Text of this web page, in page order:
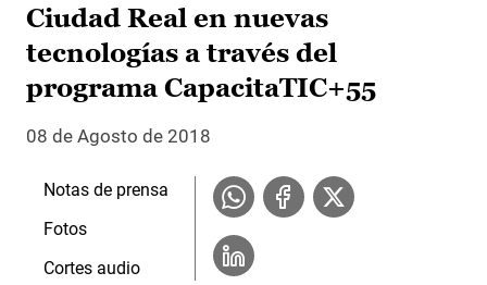
Ciudad Real en nuevas
tecnologías a través del
programa CapacitaTIC+55
08 de Agosto de 2018
Notas de prensa
Fotos
Cortes audio